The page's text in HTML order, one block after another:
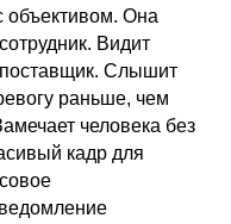
объективом. Она
Видит
Слышит
раньше, чем
человека без
кадр для